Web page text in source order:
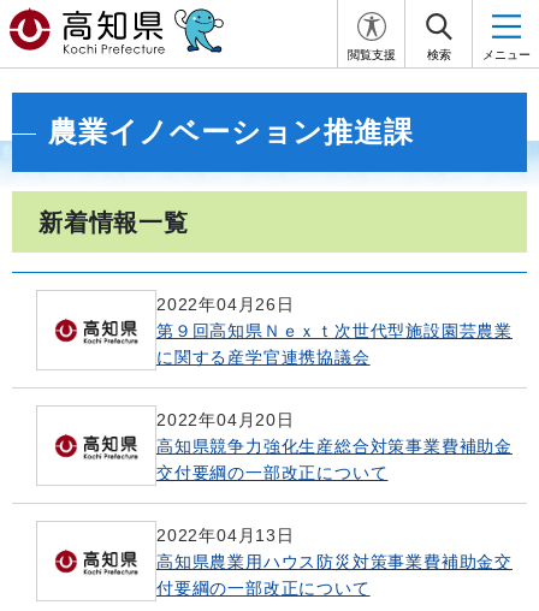
閲覧支援 検索 メニュー
農業イノベーション推進課
新着情報一覧
2022年04月26日
第９回高知県Ｎｅｘｔ次世代型施設園芸農業
に関する産学官連携協議会
2022年04月20日
高知県競争力強化生産総合対策事業費補助金
交付要綱の一部改正について
2022年04月13日
高知県農業用ハウス防災対策事業費補助金交
付要綱の一部改正について